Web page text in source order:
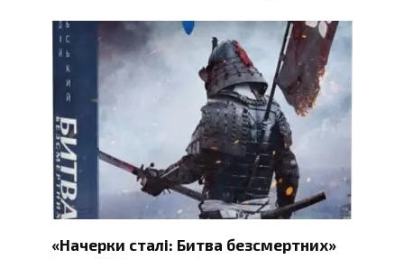
«Начерки сталі: Битва безсмертних»